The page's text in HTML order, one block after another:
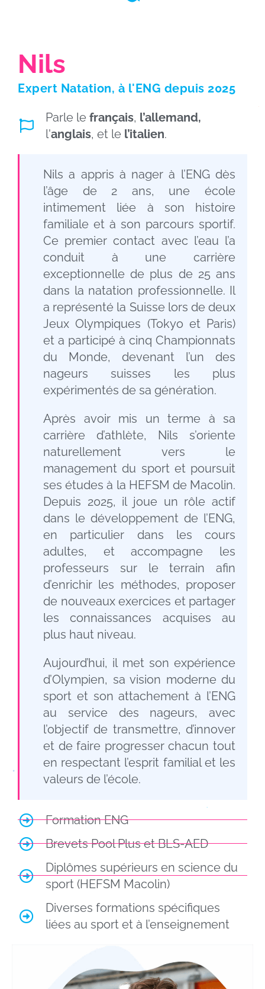
Nils
Expert Natation, à l'ENG depuis 2025
Parle le français, l’allemand,
l'anglais, et le l’italien.
Nils a appris à nager à l’ENG dès
l’âge de 2 ans, une école
intimement liée à son histoire
familiale et à son parcours sportif.
Ce premier contact avec l’eau l’a
conduit à une carrière
exceptionnelle de plus de 25 ans
dans la natation professionnelle. Il
a représenté la Suisse lors de deux
Jeux Olympiques (Tokyo et Paris)
et a participé à cinq Championnats
du Monde, devenant l’un des
nageurs suisses les plus
expérimentés de sa génération.
Après avoir mis un terme à sa
carrière d’athlète, Nils s’oriente
naturellement vers le
management du sport et poursuit
ses études à la HEFSM de Macolin.
Depuis 2025, il joue un rôle actif
dans le développement de l’ENG,
en particulier dans les cours
adultes, et accompagne les
professeurs sur le terrain afin
d’enrichir les méthodes, proposer
de nouveaux exercices et partager
les connaissances acquises au
plus haut niveau.
Aujourd’hui, il met son expérience
d’Olympien, sa vision moderne du
sport et son attachement à l’ENG
au service des nageurs, avec
l’objectif de transmettre, d’innover
et de faire progresser chacun tout
en respectant l’esprit familial et les
valeurs de l’école.
FormationENG
Brevets Pool Plus et BLS-AED
Diplômes supérieurs en science du
sport (HEFSM Macolin)
Diverses formations spécifiques
liées au sport et à l’enseignement